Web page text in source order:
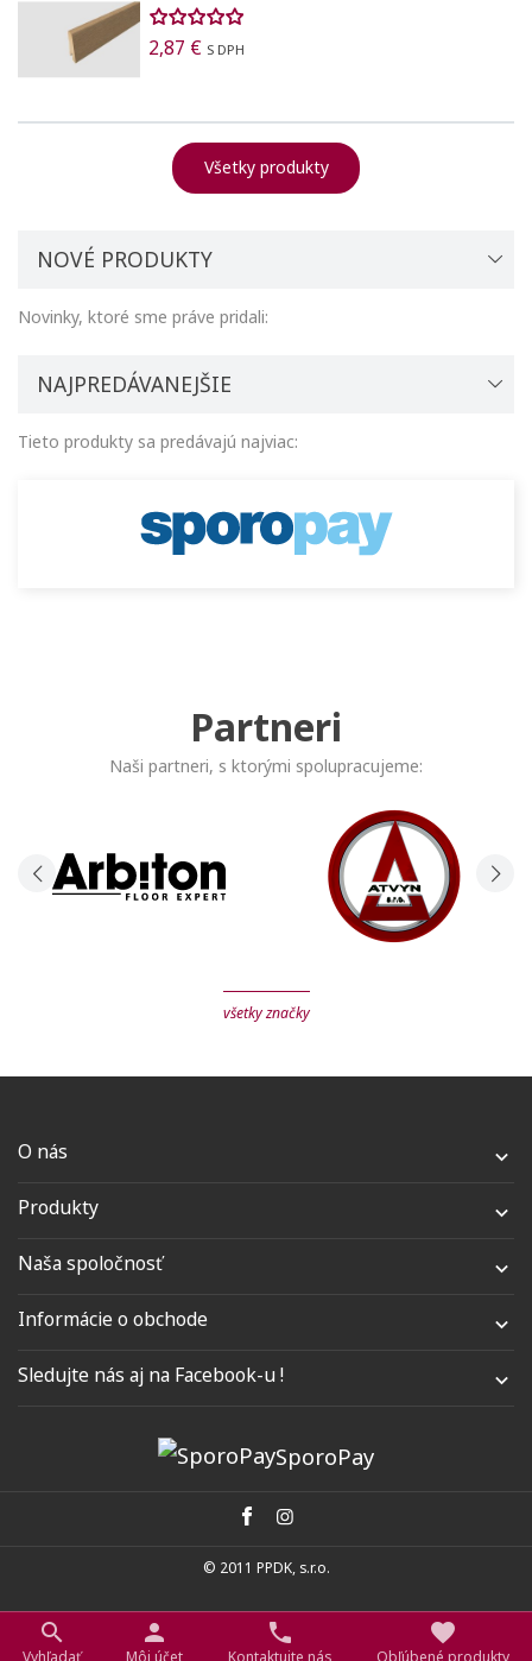
search
Vyhľadať
person
Môj účet
phone
Kontaktujte nás
favorite
Obľúbené produkty
2,87 € S DPH
Všetky produkty
NOVÉ PRODUKTY
Novinky, ktoré sme práve pridali:
NAJPREDÁVANEJŠIE
Tieto produkty sa predávajú najviac:
Partneri
Naši partneri, s ktorými spolupracujeme:
všetky značky
O nás 
Produkty 
Naša spoločnosť 
Informácie o obchode 
Sledujte nás aj na Facebook-u ! 
© 2011 PPDK, s.r.o.
SporoPay